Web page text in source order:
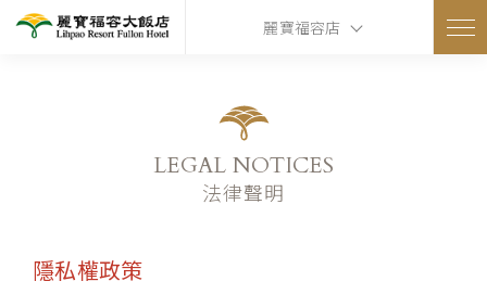
麗寶福容店
LEGAL NOTICES
法律聲明
隱私權政策